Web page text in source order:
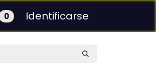
0 Identificarse